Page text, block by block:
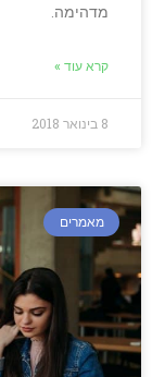
מדהימה.
קרא עוד »
8 בינואר 2018
מאמרים